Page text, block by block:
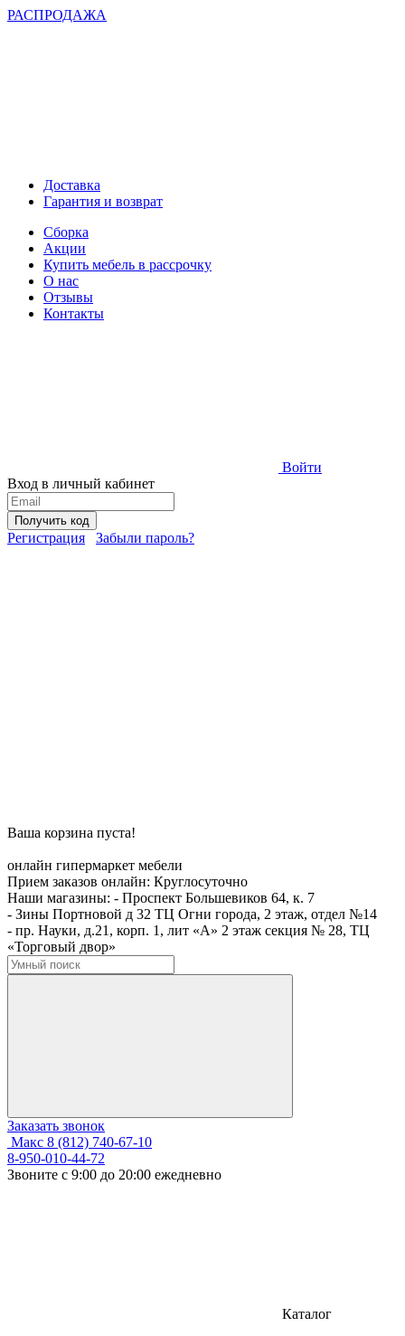
РАСПРОДАЖА
Доставка
Гарантия и возврат
Сборка
Акции
Купить мебель в рассрочку
О нас
Отзывы
Контакты
Войти
Вход в личный кабинет
Получить код
Регистрация Забыли пароль?
Ваша корзина пуста!
онлайн гипермаркет мебели
Прием заказов онлайн: Круглосуточно
Наши магазины: - Проспект Большевиков 64, к. 7
- Зины Портновой д 32 ТЦ Огни города, 2 этаж, отдел №14
- пр. Науки, д.21, корп. 1, лит «А» 2 этаж секция № 28, ТЦ
«Торговый двор»
Заказать звонок
Макс 8 (812) 740-67-10
8-950-010-44-72
Звоните с 9:00 до 20:00 ежедневно
Каталог